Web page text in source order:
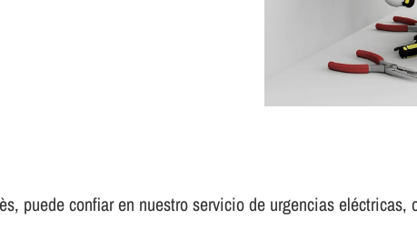
puede confiar en nuestro servicio de urgencias